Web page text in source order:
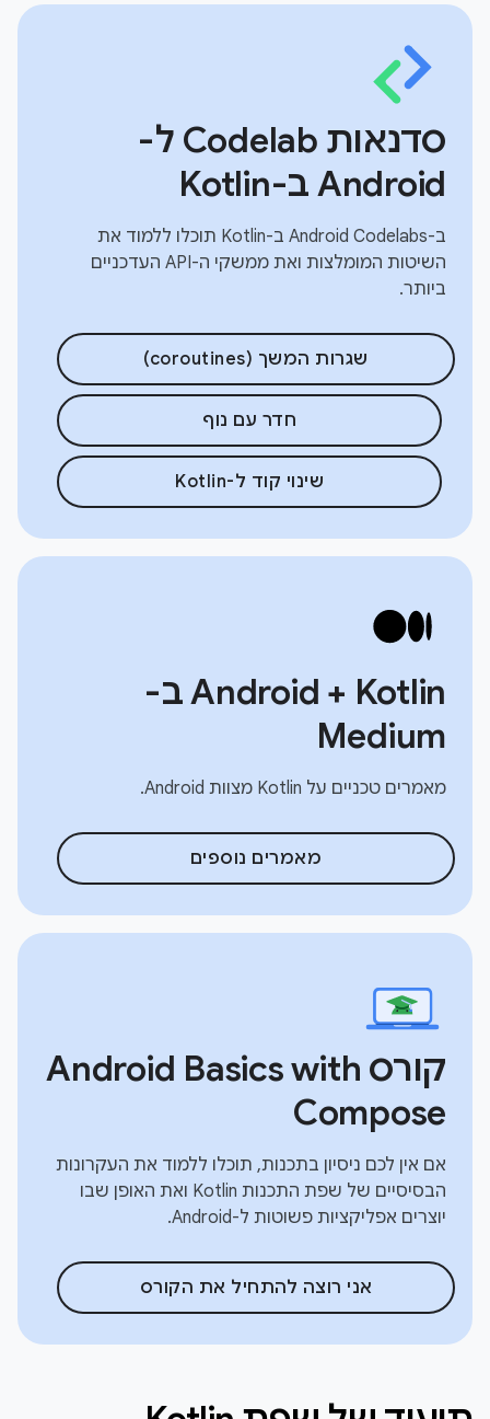
סדנאות Codelab ל-
Android ב-Kotlin
ב-Android Codelabs ב-Kotlin תוכלו ללמוד את
השיטות המומלצות ואת ממשקי ה-API העדכניים
ביותר.
שגרות המשך (coroutines)
חדר עם נוף
שינוי קוד ל-Kotlin
Android + Kotlin ב-
Medium
מאמרים טכניים על Kotlin מצוות Android.
מאמרים נוספים
קורס Android Basics with
Compose
אם אין לכם ניסיון בתכנות, תוכלו ללמוד את העקרונות
הבסיסיים של שפת התכנות Kotlin ואת האופן שבו
יוצרים אפליקציות פשוטות ל-Android.
אני רוצה להתחיל את הקורס